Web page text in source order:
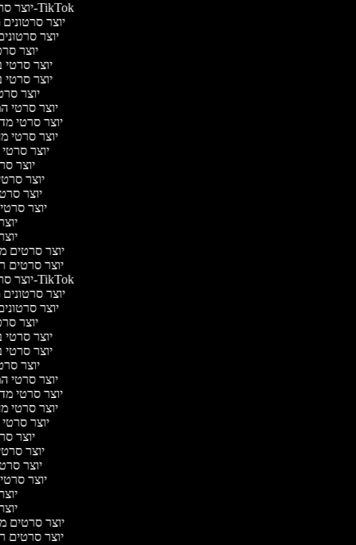
יוצר סרטונים ל-TikTok
יוצר סרטונים
יוצר
יוצר
יוצר סרטי
יוצר סרטי
יוצר
יוצר סרטי
יוצר סרטי
יוצר סרטי
יוצר
יוצר
יוצר
יוצר
יוצר
יוצר סרטים
יוצר סרטים
יוצר סרטונים ל-TikTok
יוצר סרטונים
יוצר
יוצר
יוצר סרטי
יוצר סרטי
יוצר
יוצר סרטי
יוצר סרטי
יוצר סרטי
יוצר
יוצר
יוצר
יוצר
יוצר
יוצר סרטים
יוצר סרטים